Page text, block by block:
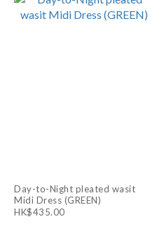
Day-to-Night pleated wasit
Midi Dress (GREEN)
HK$435.00